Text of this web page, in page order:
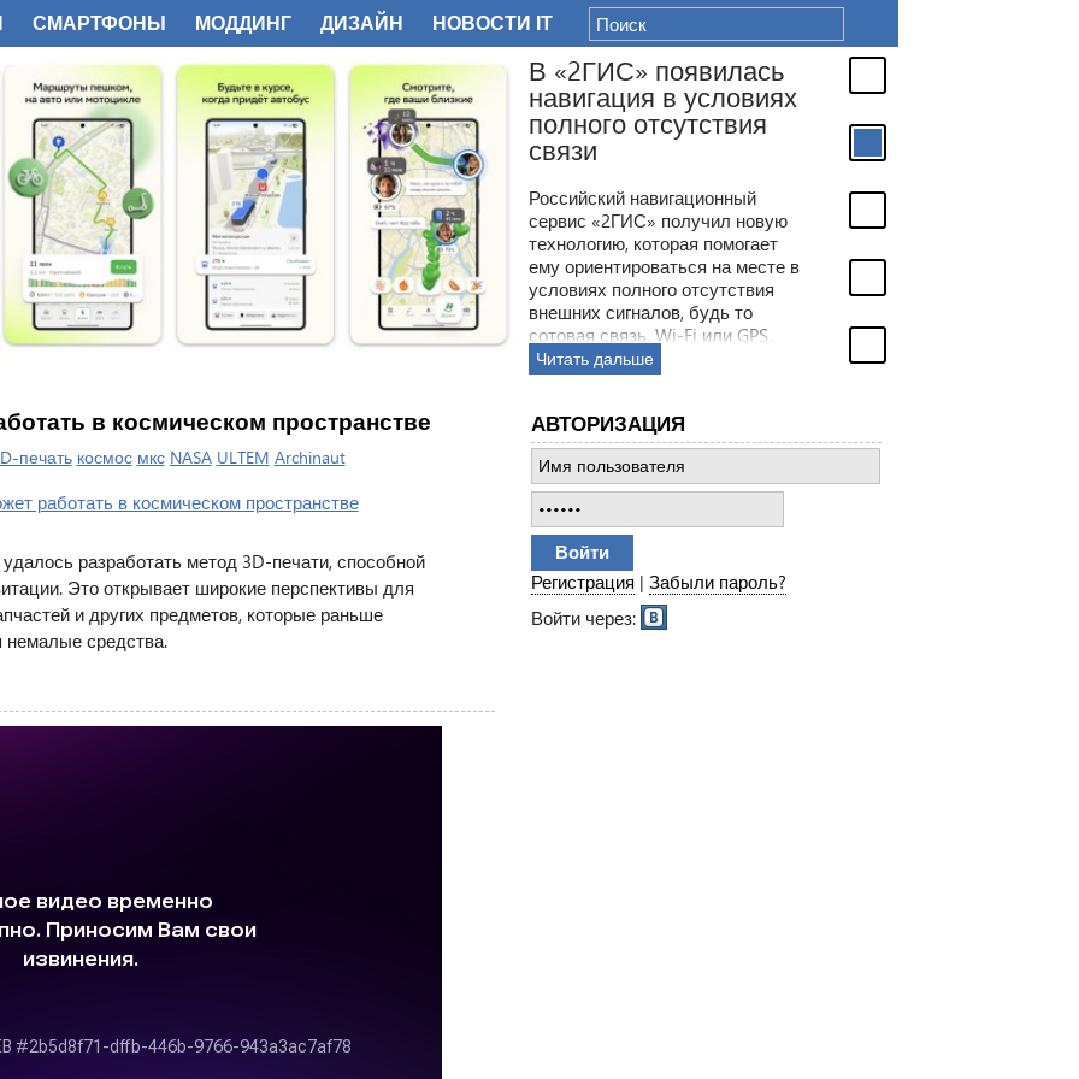
В «2ГИС» появилась
навигация в условиях
полного отсутствия
связи
Российский навигационный
сервис «2ГИС» получил новую
технологию, которая помогает
ему ориентироваться на месте в
условиях полного отсутствия
внешних сигналов, будь то
сотовая связь, Wi-Fi или GPS.
Вместо этого сервис будет
полагаться на встроенные в
Читать дальше
в космическом пространстве
печать космос мкс NASA ULTEM Archinaut
разработать метод 3D-печати, способной
Это открывает широкие перспективы для
и других предметов, которые раньше
немалые средства.
АВТОРИЗАЦИЯ
Регистрация | Забыли пароль?
Войти через:
СМАРТФОНЫ МОДДИНГ ДИЗАЙН НОВОСТИ IT
ФОТО